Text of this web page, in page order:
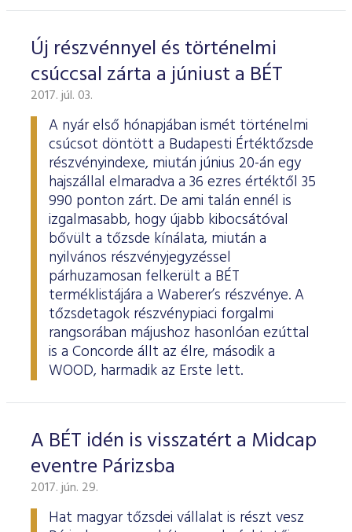
Új részvénnyel és történelmi
csúccsal zárta a júniust a BÉT
2017. júl. 03.
A nyár első hónapjában ismét történelmi
csúcsot döntött a Budapesti Értéktőzsde
részvényindexe, miután június 20-án egy
hajszállal elmaradva a 36 ezres értéktől 35
990 ponton zárt. De ami talán ennél is
izgalmasabb, hogy újabb kibocsátóval
bővült a tőzsde kínálata, miután a
nyilvános részvényjegyzéssel
párhuzamosan felkerült a BÉT
terméklistájára a Waberer’s részvénye. A
tőzsdetagok részvénypiaci forgalmi
rangsorában májushoz hasonlóan ezúttal
is a Concorde állt az élre, második a
WOOD, harmadik az Erste lett.
A BÉT idén is visszatért a Midcap
eventre Párizsba
2017. jún. 29.
Hat magyar tőzsdei vállalat is részt vesz